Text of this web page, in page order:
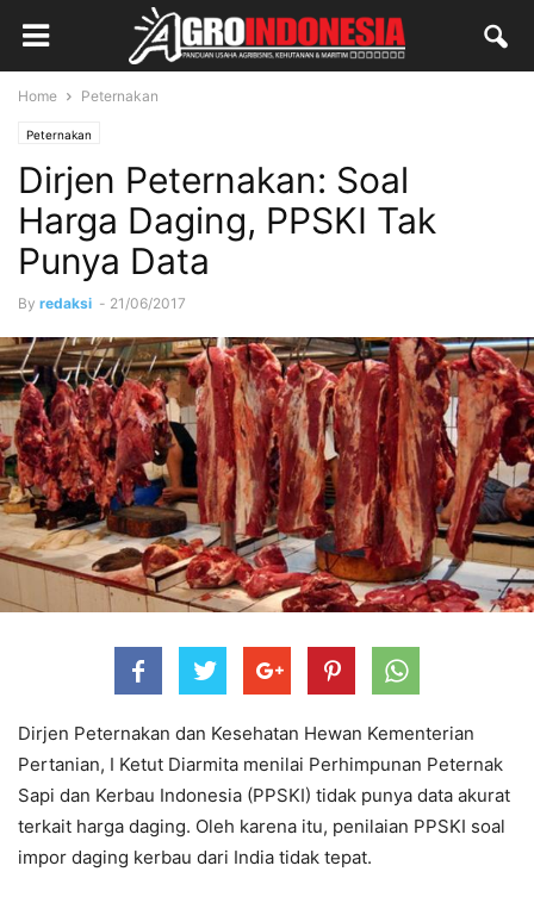
Home Peternakan
Peternakan
Dirjen Peternakan: Soal
Harga Daging, PPSKI Tak
Punya Data
By redaksi - 21/06/2017
Dirjen Peternakan dan Kesehatan Hewan Kementerian
Pertanian, I Ketut Diarmita menilai Perhimpunan Peternak
Sapi dan Kerbau Indonesia (PPSKI) tidak punya data akurat
terkait harga daging. Oleh karena itu, penilaian PPSKI soal
impor daging kerbau dari India tidak tepat.